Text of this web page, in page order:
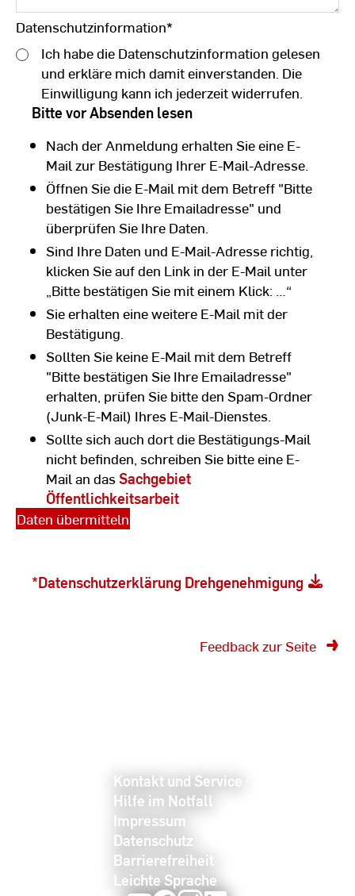
Datenschutzinformation*
Ich habe die Datenschutzinformation gelesen
und erkläre mich damit einverstanden. Die
Einwilligung kann ich jederzeit widerrufen.
Bitte vor Absenden lesen
Nach der Anmeldung erhalten Sie eine E-
Mail zur Bestätigung Ihrer E-Mail-Adresse.
Öffnen Sie die E-Mail mit dem Betreff "Bitte
bestätigen Sie Ihre Emailadresse" und
überprüfen Sie Ihre Daten.
Sind Ihre Daten und E-Mail-Adresse richtig,
klicken Sie auf den Link in der E-Mail unter
„Bitte bestätigen Sie mit einem Klick: …“
Sie erhalten eine weitere E-Mail mit der
Bestätigung.
Sollten Sie keine E-Mail mit dem Betreff
"Bitte bestätigen Sie Ihre Emailadresse"
erhalten, prüfen Sie bitte den Spam-Ordner
(Junk-E-Mail) Ihres E-Mail-Dienstes.
Sollte sich auch dort die Bestätigungs-Mail
nicht befinden, schreiben Sie bitte eine E-
Mail an dasSachgebiet
Öffentlichkeitsarbeit
*Datenschutzerklärung Drehgenehmigung
Feedback zur Seite
Kontakt und Service
Hilfe im Notfall
Impressum
Datenschutz
Barrierefreiheit
Leichte Sprache